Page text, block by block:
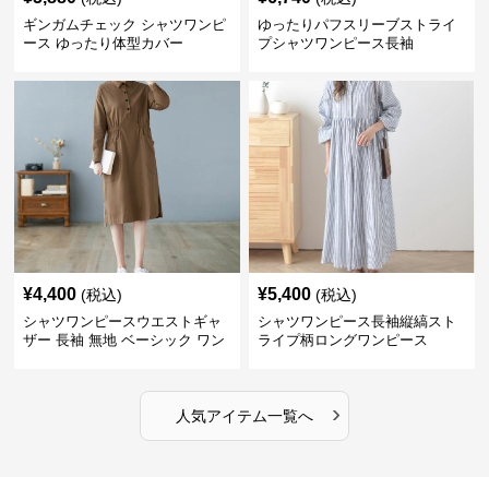
ギンガムチェック シャツワンピ
ース ゆったり体型カバー
ゆったりパフスリーブストライ
プシャツワンピース長袖
¥4,400 (税込)
シャツワンピースウエストギャ
ザー 長袖 無地 ベーシック ワン
¥5,400 (税込)
シャツワンピース長袖縦縞スト
ライプ柄ロングワンピース
人気アイテム一覧へ ›